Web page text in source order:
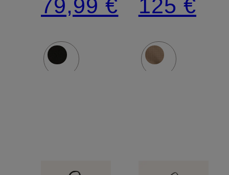
SHOT
MINI
79,99 € 125 €